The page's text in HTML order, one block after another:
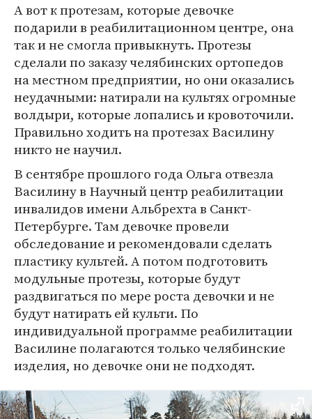
А вот к протезам, которые девочке
подарили в реабилитационном центре, она
так и не смогла привыкнуть. Протезы
сделали по заказу челябинских ортопедов
на местном предприятии, но они оказались
неудачными: натирали на культях огромные
волдыри, которые лопались и кровоточили.
Правильно ходить на протезах Василину
никто не научил.
В сентябре прошлого года Ольга отвезла
Василину в Научный центр реабилитации
инвалидов имени Альбрехта в Санкт-
Петербурге. Там девочке провели
обследование и рекомендовали сделать
пластику культей. А потом подготовить
модульные протезы, которые будут
раздвигаться по мере роста девочки и не
будут натирать ей культи. По
индивидуальной программе реабилитации
Василине полагаются только челябинские
изделия, но девочке они не подходят.